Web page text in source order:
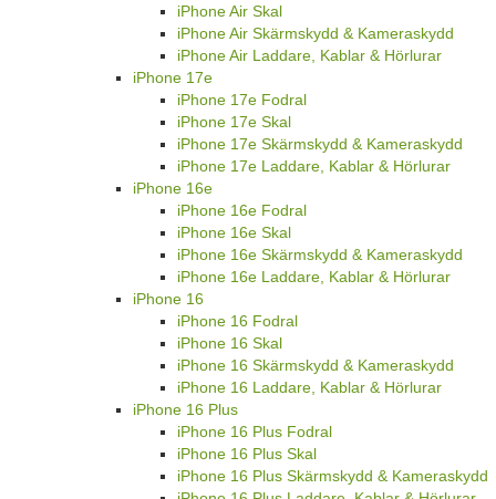
iPhone Air Skal
iPhone Air Skärmskydd & Kameraskydd
iPhone Air Laddare, Kablar & Hörlurar
iPhone 17e
iPhone 17e Fodral
iPhone 17e Skal
iPhone 17e Skärmskydd & Kameraskydd
iPhone 17e Laddare, Kablar & Hörlurar
iPhone 16e
iPhone 16e Fodral
iPhone 16e Skal
iPhone 16e Skärmskydd & Kameraskydd
iPhone 16e Laddare, Kablar & Hörlurar
iPhone 16
iPhone 16 Fodral
iPhone 16 Skal
iPhone 16 Skärmskydd & Kameraskydd
iPhone 16 Laddare, Kablar & Hörlurar
iPhone 16 Plus
iPhone 16 Plus Fodral
iPhone 16 Plus Skal
iPhone 16 Plus Skärmskydd & Kameraskydd